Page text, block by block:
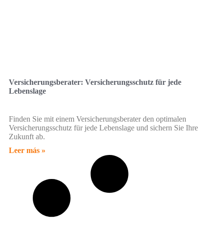
Versicherungsberater: Versicherungsschutz für jede
Lebenslage
Finden Sie mit einem Versicherungsberater den optimalen
Versicherungsschutz für jede Lebenslage und sichern Sie Ihre
Zukunft ab.
Leer más »